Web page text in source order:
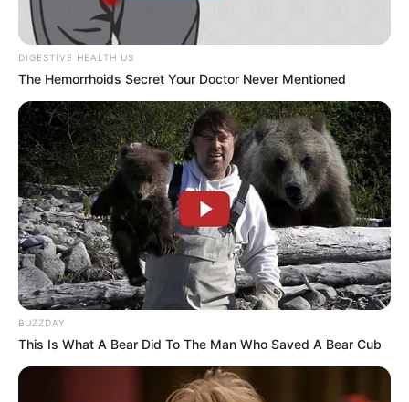
DIGESTIVE HEALTH US
The Hemorrhoids Secret Your Doctor Never Mentioned
BUZZDAY
This Is What A Bear Did To The Man Who Saved A Bear Cub